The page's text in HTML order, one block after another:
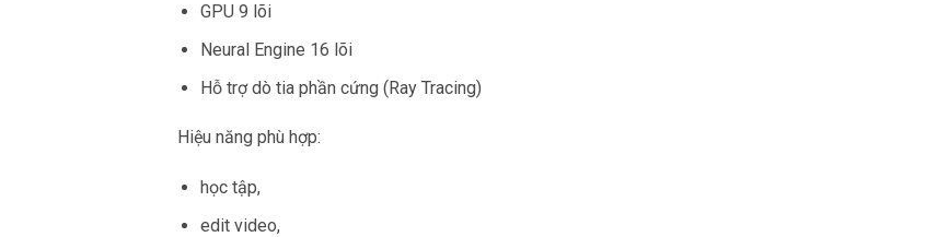
GPU 9 lõi
Neural Engine 16 lõi
Hỗ trợ dò tia phần cứng (Ray Tracing)
Hiệu năng phù hợp:
học tập,
edit video,